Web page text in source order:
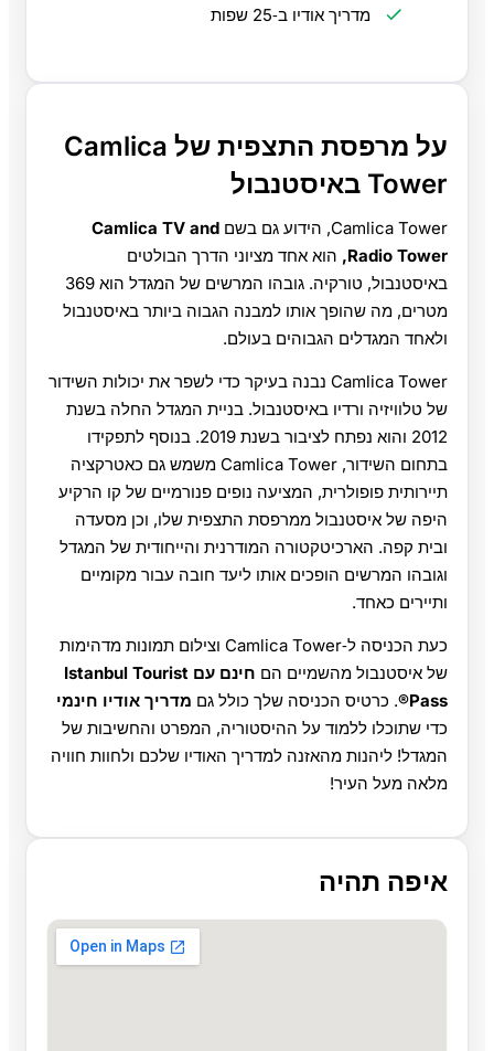
מדריך אודיו ב‑25 שפות
על מרפסת התצפית של Camlica
Tower באיסטנבול
Camlica Tower, הידוע גם בשם
Camlica TV and
Radio Tower, הוא אחד מציוני הדרך הבולטים
באיסטנבול, טורקיה. גובהו המרשים של המגדל הוא 369
מטרים, מה שהופך אותו למבנה הגבוה ביותר באיסטנבול
ולאחד המגדלים הגבוהים בעולם.
Camlica Tower נבנה בעיקר כדי לשפר את יכולות השידור
של טלוויזיה ורדיו באיסטנבול. בניית המגדל החלה בשנת
2012 והוא נפתח לציבור בשנת 2019. בנוסף לתפקידו
בתחום השידור, Camlica Tower משמש גם כאטרקציה
תיירותית פופולרית, המציעה נופים פנורמיים של קו הרקיע
היפה של איסטנבול ממרפסת התצפית שלו, וכן מסעדה
ובית קפה. הארכיטקטורה המודרנית והייחודית של המגדל
וגובהו המרשים הופכים אותו ליעד חובה עבור מקומיים
ותיירים כאחד.
כעת הכניסה ל‑Camlica Tower וצילום תמונות מדהימות
של איסטנבול מהשמיים הם
חינם עם Istanbul Tourist
Pass®
. כרטיס הכניסה שלך כולל גם מדריך אודיו חינמי
כדי שתוכלו ללמוד על ההיסטוריה, המפרט והחשיבות של
המגדל! ליהנות מהאזנה למדריך האודיו שלכם ולחוות חוויה
מלאה מעל העיר!
איפה תהיה